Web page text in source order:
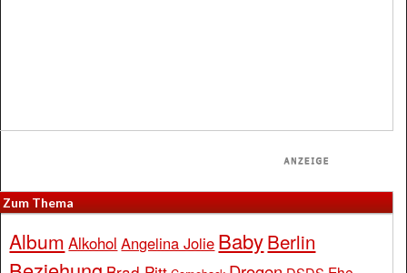
Zum Thema
Album Alkohol Angelina Jolie BabyBerlin